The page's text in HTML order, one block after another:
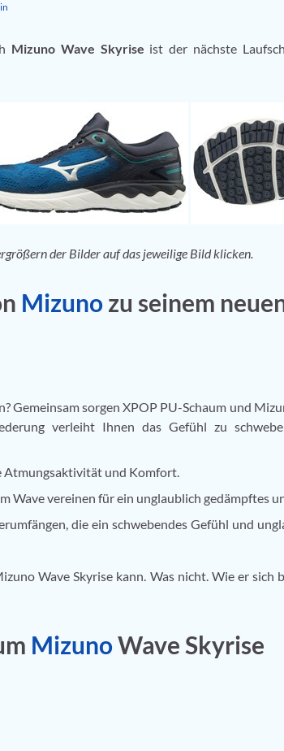
Mizuno Wave Skyrise ist der nächste
der Bilder auf das jeweilige Bild klicken.
Mizunozu seinem
Gemeinsam sorgen XPOP PU-Schaum und
verleiht Ihnen das Gefühl zu
Atmungsaktivität und Komfort.
Wave vereinen für ein unglaublich gedämpftes
die ein schwebendes Gefühl und
Wave Skyrise kann. Was nicht. Wie er sich
MizunoWave Skyrise